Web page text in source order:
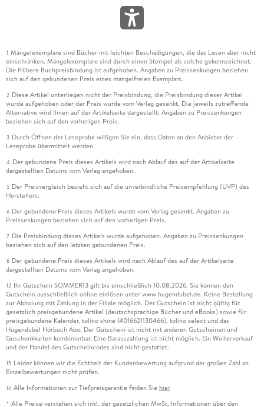
1 Mängelexemplare sind Bücher mit leichten Beschädigungen, die das Lesen aber nicht
einschränken. Mängelexemplare sind durch einen Stempel als solche gekennzeichnet.
Die frühere Buchpreisbindung ist aufgehoben. Angaben zu Preissenkungen beziehen
sich auf den gebundenen Preis eines mangelfreien Exemplars.
2 Diese Artikel unterliegen nicht der Preisbindung, die Preisbindung dieser Artikel
wurde aufgehoben oder der Preis wurde vom Verlag gesenkt. Die jeweils zutreffende
Alternative wird Ihnen auf der Artikelseite dargestellt. Angaben zu Preissenkungen
beziehen sich auf den vorherigen Preis.
3 Durch Öffnen der Leseprobe willigen Sie ein, dass Daten an den Anbieter der
Leseprobe übermittelt werden.
4 Der gebundene Preis dieses Artikels wird nach Ablauf des auf der Artikelseite
dargestellten Datums vom Verlag angehoben.
5 Der Preisvergleich bezieht sich auf die unverbindliche Preisempfehlung (UVP) des
Herstellers.
6 Der gebundene Preis dieses Artikels wurde vom Verlag gesenkt. Angaben zu
Preissenkungen beziehen sich auf den vorherigen Preis.
7 Die Preisbindung dieses Artikels wurde aufgehoben. Angaben zu Preissenkungen
beziehen sich auf den letzten gebundenen Preis.
8 Der gebundene Preis dieses Artikels wird nach Ablauf des auf der Artikelseite
dargestellten Datums vom Verlag angehoben.
12 Ihr Gutschein SOMMER13 gilt bis einschließlich 10.08.2026. Sie können den
Gutschein ausschließlich online einlösen unter www.hugendubel.de. Keine Bestellung
zur Abholung mit Zahlung in der Filiale möglich. Der Gutschein ist nicht gültig für
gesetzlich preisgebundene Artikel (deutschsprachige Bücher und eBooks) sowie für
preisgebundene Kalender, tolino shine (4016621130466), tolino select und das
Hugendubel Hörbuch Abo. Der Gutschein ist nicht mit anderen Gutscheinen und
Geschenkkarten kombinierbar. Eine Barauszahlung ist nicht möglich. Ein Weiterverkauf
und der Handel des Gutscheincodes sind nicht gestattet.
15 Leider können wir die Echtheit der Kundenbewertung aufgrund der großen Zahl an
Einzelbewertungen nicht prüfen.
16 Alle Informationen zur Tiefpreisgarantie finden Sie hier
* Alle Preise verstehen sich inkl. der gesetzlichen MwSt. Informationen über den